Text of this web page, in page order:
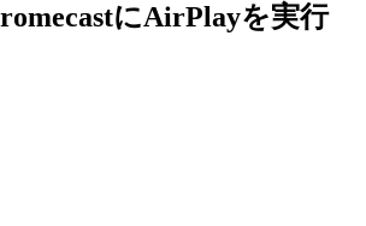
にAirPlayを実行